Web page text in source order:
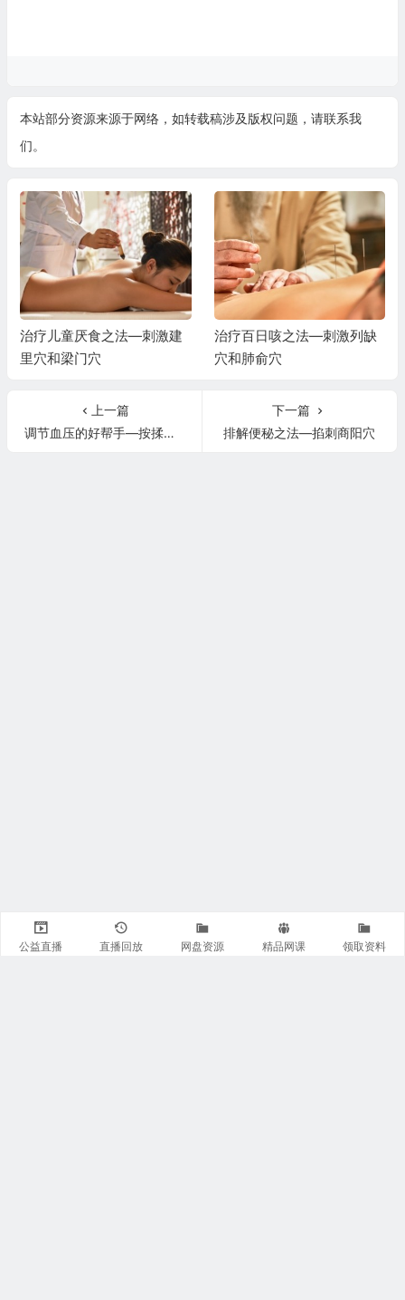
本站部分资源来源于网络，如转载稿涉及版权问题，请联系我
们。
治疗儿童厌食之法—刺激建
里穴和梁门穴
治疗百日咳之法—刺激列缺
穴和肺俞穴
上一篇
调节血压的好帮手—按揉敲打曲池穴
下一篇
排解便秘之法—掐刺商阳穴
公益直播 直播回放 网盘资源 精品网课 领取资料